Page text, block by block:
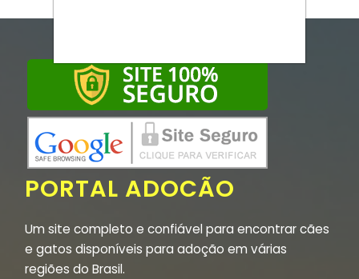
PORTAL ADOCÃO
Um site completo e confiável para encontrar cães
e gatos disponíveis para adoção em várias
regiões do Brasil.